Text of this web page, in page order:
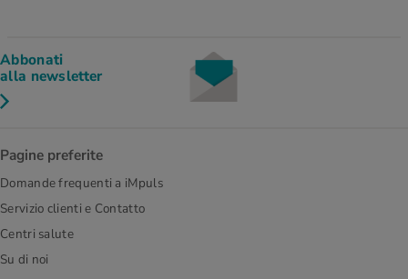
Abbonati
alla newsletter
Pagine preferite
Domande frequenti a iMpuls
Servizio clienti e Contatto
Centri salute
Su di noi